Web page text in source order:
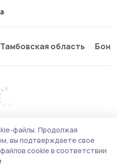
Тамбовская область
файлы. Продолжая
вы подтверждаете свое
cookie в соответствии